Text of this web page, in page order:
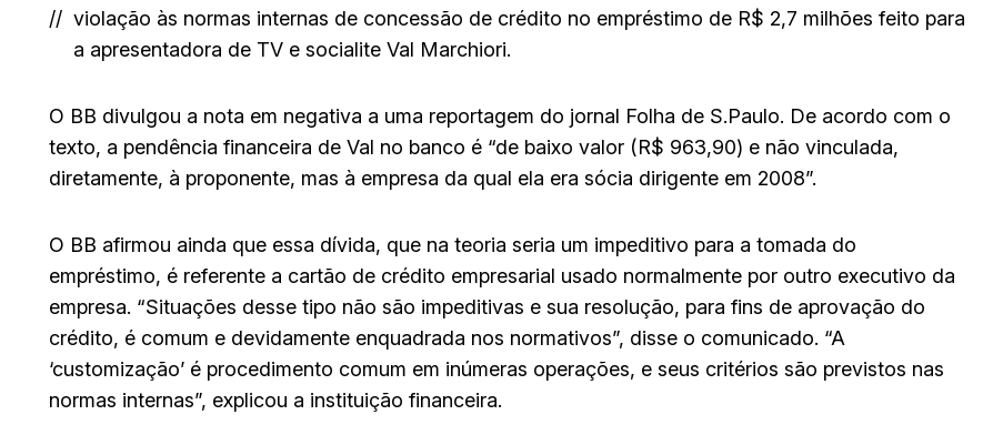
// violação às normas internas de concessão de crédito no empréstimo de R$ 2,7 milhões feito para
a apresentadora de TV e socialite Val Marchiori.
O BB divulgou a nota em negativa a uma reportagem do jornal Folha de S.Paulo. De acordo com o
texto, a pendência financeira de Val no banco é “de baixo valor (R$ 963,90) e não vinculada,
diretamente, à proponente, mas à empresa da qual ela era sócia dirigente em 2008”.
O BB afirmou ainda que essa dívida, que na teoria seria um impeditivo para a tomada do
empréstimo, é referente a cartão de crédito empresarial usado normalmente por outro executivo da
empresa. “Situações desse tipo não são impeditivas e sua resolução, para fins de aprovação do
crédito, é comum e devidamente enquadrada nos normativos”, disse o comunicado. “A
‘customização’ é procedimento comum em inúmeras operações, e seus critérios são previstos nas
normas internas”, explicou a instituição financeira.